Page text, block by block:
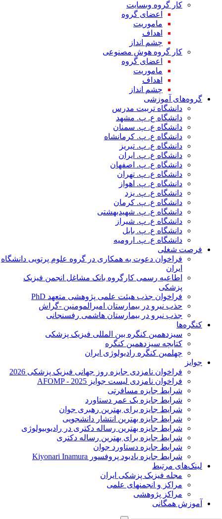
کار گروه وبسایت
اعضای گروه
ماموریت
اهداف
چشم انداز
کار گروه هوش مصنوعی
اعضای گروه
ماموریت
اهداف
چشم انداز
گروه‌های آموزشی
دانشگاه تربیت مدرس
دانشگاه ع. پ. مشهد
دانشگاه ع. پ. سمنان
دانشگاه ع. پ. کرمانشاه
دانشگاه ع. پ. تبریز
دانشگاه ع. پ. ایران
دانشگاه ع. پ. اصفهان
دانشگاه ع. پ. تهران
دانشگاه ع. پ. اهواز
دانشگاه ع. پ. یزد
دانشگاه ع. پ. کرمان
دانشگاه ع. پ. شهید‌بهشتی
دانشگاه ع. پ. شیراز
دانشگاه ع. پ. بابل
دانشگاه ع. پ. ارومیه
فرصت شغلی
فراخوان دعوت به همکاری در گروه علوم پرتویی دانشگاه
ایران
اطاعیه رسمی کارگروه بانک مشاغل انجمن فیزیک
پزشکی
فراخوان جذب هیئت علمی پژوهشی متعهد PhD
حذب نیرو در بیمارستان امیرالمومنین -گراش
جذب نیرو در بیمارستان هاشمی رفسنجانی
کنگره‌ها
سیزدهمین کنگره بین المللی فیزیک پزشکی
کتابچه سیزدهمین کنگره
چهلمین کنگره رادیولوژی ایران
جوایز
فراخوان نامزدی جایزه روز جهانی فیزیک پزشکی 2026
فراخوان نامزدی لیست جوایز AFOMP - 2025
شرایط جایزه مسافرتی
شرایط جایزه یک عمر دستاورد
شرایط جایزه برای بهترین رهبری جوان
شرایط جایزه بهترین انتشار دانشجویی
شرایط جایزه بهترین رساله دکتری در رادیوبیولوژی
شرایط جایزه برای بهترین رساله دکتری
شرایط جایزه دستاورد جوان
شرایط جایزه یادبود پروفسور Kiyonari Inamura
لینک‌های مرتبط
مجله فیزیک پزشکی ایران
مراکز و انجمنهای علمی
مراکز پژوهشی
آموزش همگانی